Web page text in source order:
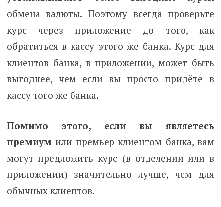
обмена валюты. Поэтому всегда проверьте
курс через приложение до того, как
обратиться в кассу этого же банка. Курс для
клиентов банка, в приложении, может быть
выгоднее, чем если вы просто придёте в
кассу того же банка.
Помимо этого, если вы являетесь
премиум или премьер клиентом банка, вам
могут предложить курс (в отделении или в
приложении) значительно лучше, чем для
обычных клиентов.